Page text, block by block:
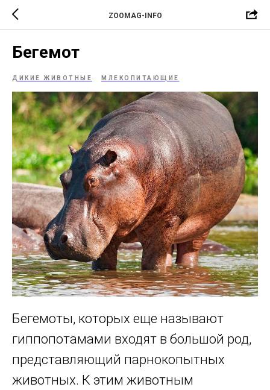
ZOOMAG-INFO
Бегемот
ДИКИЕ ЖИВОТНЫЕ МЛЕКОПИТАЮЩИЕ
Бегемоты, которых еще называют
гиппопотамами входят в большой род,
представляющий парнокопытных
животных. К этим животным